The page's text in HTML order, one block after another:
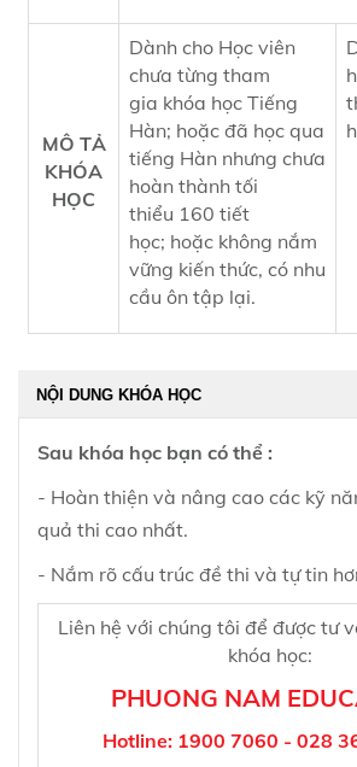
MÔ TẢ
KHÓA
HỌC
Dành cho Học viên
chưa từng tham
gia khóa học Tiếng
Hàn; hoặc đã học qua
tiếng Hàn nhưng chưa
hoàn thành tối
thiểu 160 tiết
học; hoặc không nắm
vững kiến thức, có nhu
cầu ôn tập lại.
NỘI DUNG KHÓA HỌC
Sau khóa học bạn có thể :
- Hoàn thiện và nâng cao các kỹ
quả thi cao nhất.
- Nắm rõ cấu trúc đề thi và tự tin
Liên hệ với chúng tôi để được tư
khóa học:
PHUONG NAM
Hotline: 1900 7060 - 028